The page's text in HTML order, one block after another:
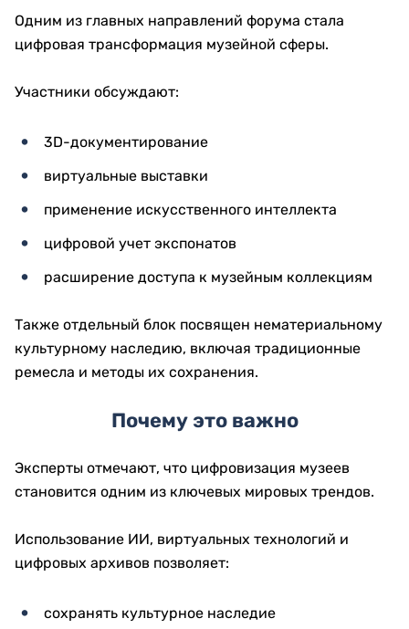
Одним из главных направлений форума стала
цифровая трансформация музейной сферы.
Участники обсуждают:
3D-документирование
виртуальные выставки
применение искусственного интеллекта
цифровой учет экспонатов
расширение доступа к музейным коллекциям
Также отдельный блок посвящен нематериальному
культурному наследию, включая традиционные
ремесла и методы их сохранения.
Почему это важно
Эксперты отмечают, что цифровизация музеев
становится одним из ключевых мировых трендов.
Использование ИИ, виртуальных технологий и
цифровых архивов позволяет:
сохранять культурное наследие